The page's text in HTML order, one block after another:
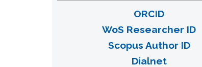
ORCID
WoS Researcher ID
Scopus Author ID
Dialnet